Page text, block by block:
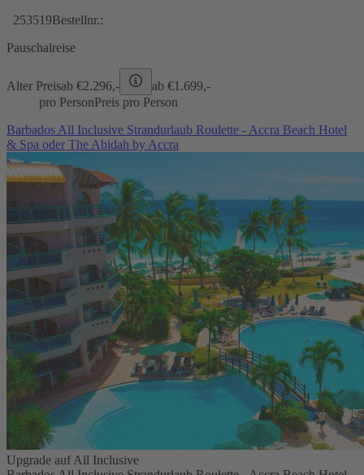
253519Bestellnr.:
Pauschalreise
Alter Preisab €2.296,- ab €1.699,-
pro PersonPreis pro Person
Barbados All Inclusive Strandurlaub Roulette - Accra Beach Hotel
& Spa oder The Abidah by Accra
Upgrade auf All Inclusive